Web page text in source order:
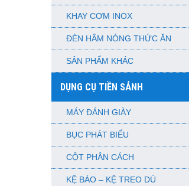
KHAY CƠM INOX
ĐÈN HÂM NÓNG THỨC ĂN
SẢN PHẨM KHÁC
DỤNG CỤ TIỀN SẢNH
MÁY ĐÁNH GIÀY
BỤC PHÁT BIỂU
CỘT PHÂN CÁCH
KỆ BÁO – KỆ TREO DÙ